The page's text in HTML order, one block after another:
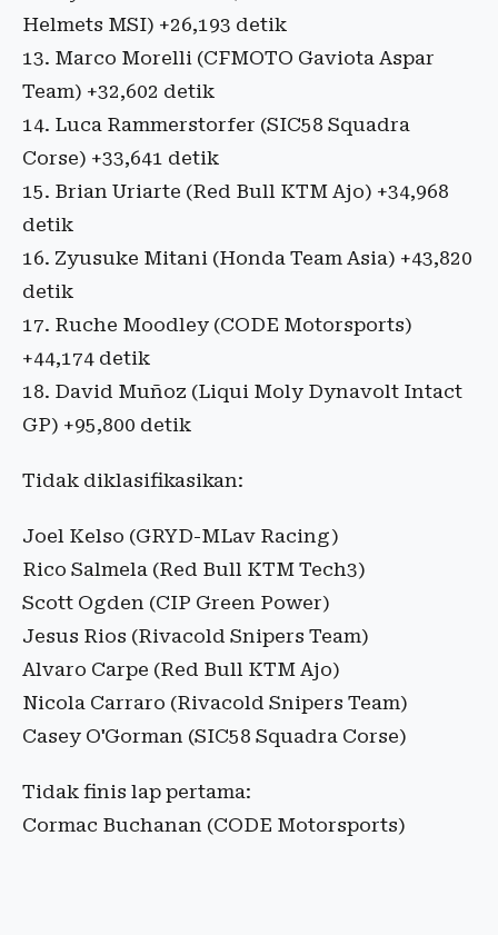
Helmets MSI) +26,193 detik
13. Marco Morelli (CFMOTO Gaviota Aspar
Team) +32,602 detik
14. Luca Rammerstorfer (SIC58 Squadra
Corse) +33,641 detik
15. Brian Uriarte (Red Bull KTM Ajo) +34,968
detik
16. Zyusuke Mitani (Honda Team Asia) +43,820
detik
17. Ruche Moodley (CODE Motorsports)
+44,174 detik
18. David Muñoz (Liqui Moly Dynavolt Intact
GP) +95,800 detik
Tidak diklasifikasikan:
Joel Kelso (GRYD-MLav Racing)
Rico Salmela (Red Bull KTM Tech3)
Scott Ogden (CIP Green Power)
Jesus Rios (Rivacold Snipers Team)
Alvaro Carpe (Red Bull KTM Ajo)
Nicola Carraro (Rivacold Snipers Team)
Casey O'Gorman (SIC58 Squadra Corse)
Tidak finis lap pertama:
Cormac Buchanan (CODE Motorsports)